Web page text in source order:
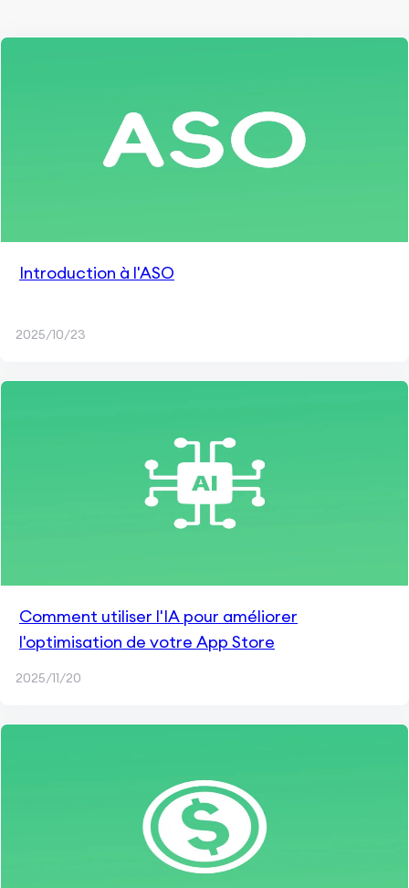
Introduction à l'ASO
2025/10/23
Comment utiliser l'IA pour améliorer
l'optimisation de votre App Store
2025/11/20